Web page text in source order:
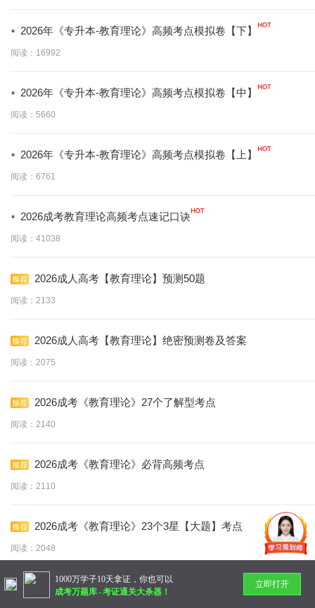
· 2026年《专升本-教育理论》高频考点模拟卷【下】
阅读：16992
· 2026年《专升本-教育理论》高频考点模拟卷【中】
阅读：5660
· 2026年《专升本-教育理论》高频考点模拟卷【上】
阅读：6761
· 2026成考教育理论高频考点速记口诀
阅读：41038
2026成人高考【教育理论】预测50题
阅读：2133
2026成人高考【教育理论】绝密预测卷及答案
阅读：2075
2026成考《教育理论》27个了解型考点
阅读：2140
2026成考《教育理论》必背高频考点
阅读：2110
2026成考《教育理论》23个3星【大题】考点
阅读：2048
暂无更多
1000万学子10天拿证，你也可以
成考万题库-考证通关大杀器！
立即打开